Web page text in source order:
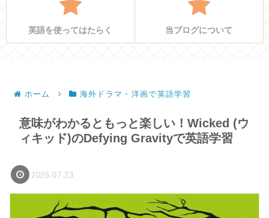
英語を使ってはたらく 当ブログについて
ホーム 海外ドラマ・洋画で英語学習
意味がわかるともっと楽しい！Wicked (ウ
ィキッド)のDefying Gravityで英語学習
2025.07.23